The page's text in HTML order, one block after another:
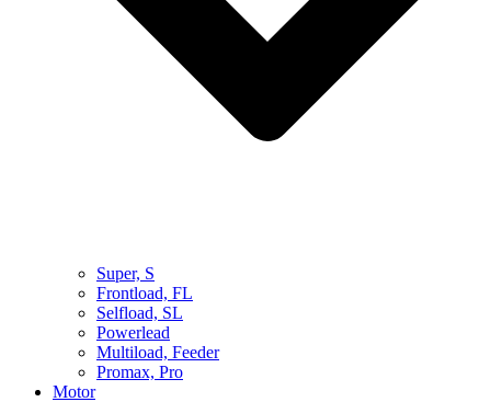
Super, S
Frontload, FL
Selfload, SL
Powerlead
Multiload, Feeder
Promax, Pro
Motor